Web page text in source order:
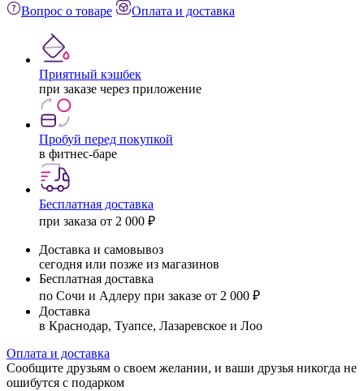
Вопрос о товаре
Оплата и доставка
Приятный кэшбек
при заказе через приложение
Пробуй перед покупкой
в фитнес-баре
Бесплатная доставка
при заказа от 2 000 ₽
Доставка и самовывоз
сегодня или позже из магазинов
Бесплатная доставка
по Сочи и Адлеру при заказе от 2 000 ₽
Доставка
в Краснодар, Туапсе, Лазаревское и Лоо
Оплата и доставка
Сообщите друзьям о своем желании, и ваши друзья никогда не
ошибутся с подарком